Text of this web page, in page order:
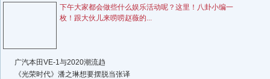
下午大家都会做些什么娱乐活动呢？这里！八卦小编一
枚！跟大伙儿来唠唠赵薇的...
广汽本田VE-1与2020潮流趋
《光荣时代》潘之琳想要摆脱当张译